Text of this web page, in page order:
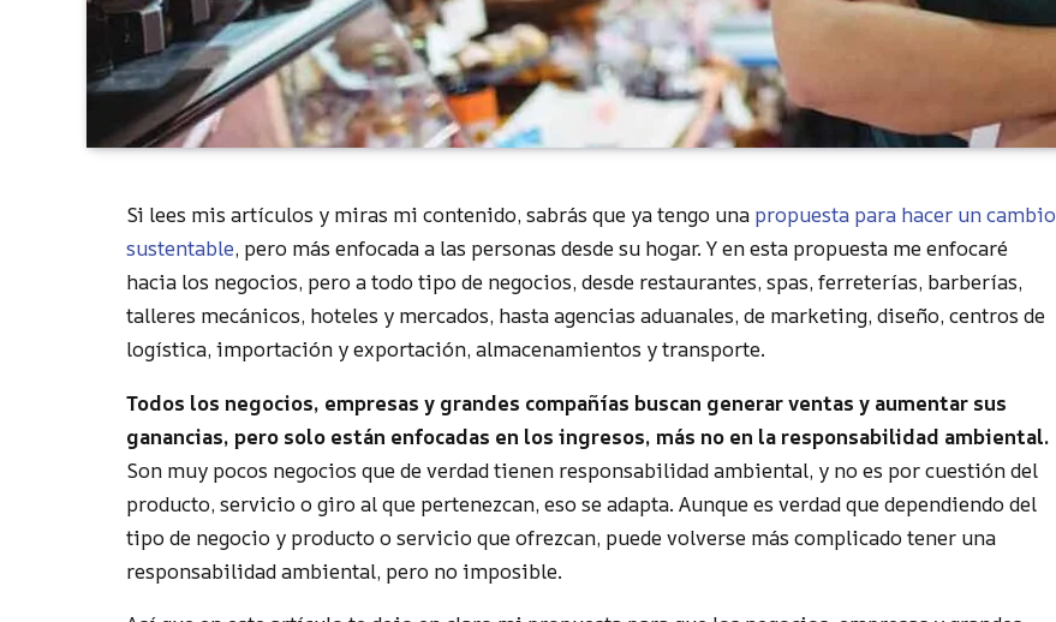
Si lees mis artículos y miras mi contenido, sabrás que ya tengo una propuesta para hacer un cambio
sustentable, pero más enfocada a las personas desde su hogar. Y en esta propuesta me enfocaré
hacia los negocios, pero a todo tipo de negocios, desde restaurantes, spas, ferreterías, barberías,
talleres mecánicos, hoteles y mercados, hasta agencias aduanales, de marketing, diseño, centros de
logística, importación y exportación, almacenamientos y transporte.
Todos los negocios, empresas y grandes compañías buscan generar ventas y aumentar sus
ganancias, pero solo están enfocadas en los ingresos, más no en la responsabilidad ambiental.
Son muy pocos negocios que de verdad tienen responsabilidad ambiental, y no es por cuestión del
producto, servicio o giro al que pertenezcan, eso se adapta. Aunque es verdad que dependiendo del
tipo de negocio y producto o servicio que ofrezcan, puede volverse más complicado tener una
responsabilidad ambiental, pero no imposible.